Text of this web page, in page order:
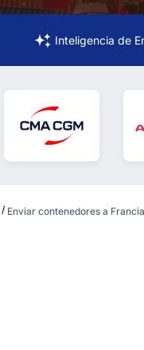
Inteligencia de
/ Enviar contenedores a Francia